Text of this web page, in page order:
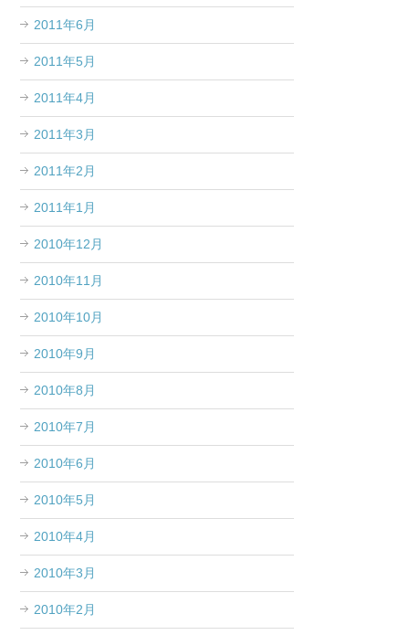
2011年6月
2011年5月
2011年4月
2011年3月
2011年2月
2011年1月
2010年12月
2010年11月
2010年10月
2010年9月
2010年8月
2010年7月
2010年6月
2010年5月
2010年4月
2010年3月
2010年2月